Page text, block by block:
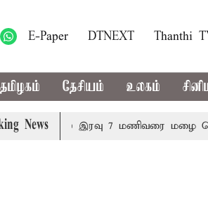
E-Paper DTNEXT Thanthi
தமிழகம் தேசியம் உலகம்
News இரவு 7 மணிவரை மழை பெய்ய